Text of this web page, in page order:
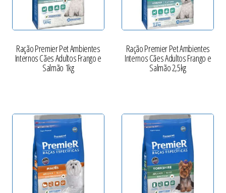
Ração Premier Pet Ambientes
Internos Cães Adultos Frango e
Salmão 1kg
Ração Premier Pet Ambientes
Internos Cães Adultos Frango e
Salmão 2,5kg